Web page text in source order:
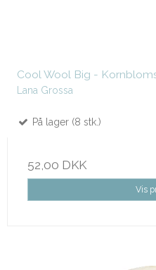
Cool Wool Big -
Lana Grossa
På lager (8 stk.)
52,00 DKK
Vis